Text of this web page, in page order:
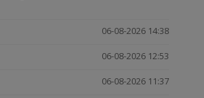
06-08-2026 14:38
06-08-2026 12:53
06-08-2026 11:37